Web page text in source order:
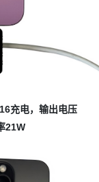
充电，输出电压
21W